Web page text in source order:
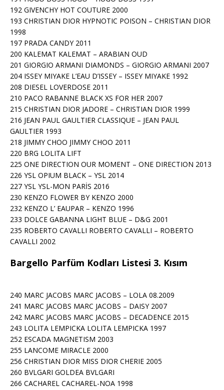
192 GIVENCHY HOT COUTURE 2000
193 CHRISTIAN DIOR HYPNOTIC POISON – CHRISTIAN DIOR
1998
197 PRADA CANDY 2011
200 KALEMAT KALEMAT – ARABIAN OUD
201 GIORGIO ARMANI DIAMONDS – GIORGIO ARMANI 2007
204 ISSEY MIYAKE L’EAU D’ISSEY – ISSEY MIYAKE 1992
208 DIESEL LOVERDOSE 2011
210 PACO RABANNE BLACK XS FOR HER 2007
215 CHRISTIAN DIOR JADORE – CHRISTIAN DIOR 1999
216 JEAN PAUL GAULTIER CLASSIQUE – JEAN PAUL
GAULTIER 1993
218 JIMMY CHOO JIMMY CHOO 2011
220 BRG LOLITA LIFT
225 ONE DIRECTION OUR MOMENT – ONE DIRECTION 2013
226 YSL OPIUM BLACK – YSL 2014
227 YSL YSL-MON PARİS 2016
230 KENZO FLOWER BY KENZO 2000
232 KENZO L’ EAUPAR – KENZO 1996
233 DOLCE GABANNA LIGHT BLUE – D&G 2001
235 ROBERTO CAVALLI ROBERTO CAVALLI – ROBERTO
CAVALLI 2002
Bargello Parfüm Kodları Listesi 3. Kısım
240 MARC JACOBS MARC JACOBS – LOLA 08.2009
241 MARC JACOBS MARC JACOBS – DAISY 2007
242 MARC JACOBS MARC JACOBS – DECADENCE 2015
243 LOLITA LEMPICKA LOLITA LEMPICKA 1997
252 ESCADA MAGNETISM 2003
255 LANCOME MIRACLE 2000
256 CHRISTIAN DIOR MISS DIOR CHERIE 2005
260 BVLGARI GOLDEA BVLGARI
266 CACHAREL CACHAREL-NOA 1998